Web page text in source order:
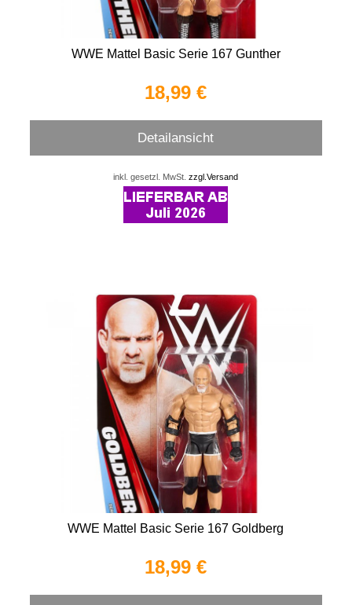
WWE Mattel Basic Serie 167 Gunther
18,99 €
Detailansicht
inkl. gesetzl. MwSt.zzgl.Versand
WWE Mattel Basic Serie 167 Goldberg
18,99 €